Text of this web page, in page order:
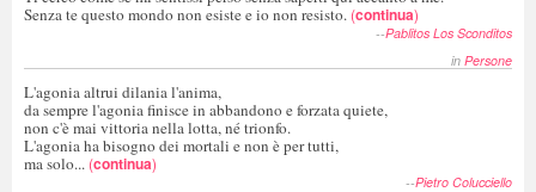
Senza te questo mondo non esiste e io non resisto. (continua)
--Pablitos Los Sconditos
in Persone
L'agonia altrui dilania l'anima,
da sempre l'agonia finisce in abbandono e forzata quiete,
non c'è mai vittoria nella lotta, né trionfo.
L'agonia ha bisogno dei mortali e non è per tutti,
ma solo... (continua)
--Pietro Colucciello